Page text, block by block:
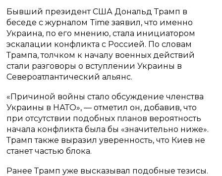
Бывший президент США Дональд Трамп в
беседе с журналом Time заявил, что именно
Украина, по его мнению, стала инициатором
эскалации конфликта с Россией. По словам
Трампа, толчком к началу военных действий
стали разговоры о вступлении Украины в
Североатлантический альянс.
«Причиной войны стало обсуждение членства
Украины в НАТО», — отметил он, добавив, что
при отсутствии подобных планов вероятность
начала конфликта была бы «значительно ниже».
Трамп также выразил уверенность, что Киев не
станет частью блока.
Ранее Трамп уже высказывал подобные тезисы.